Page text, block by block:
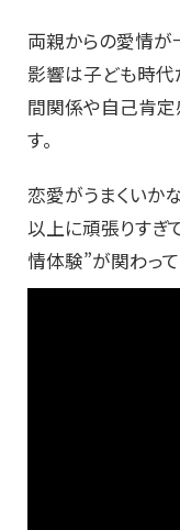
両親からの愛情が
影響は子ども時代
間関係や自己肯定
す。
恋愛がうまくいか
以上に頑張りすぎ
情体験”が関わっ